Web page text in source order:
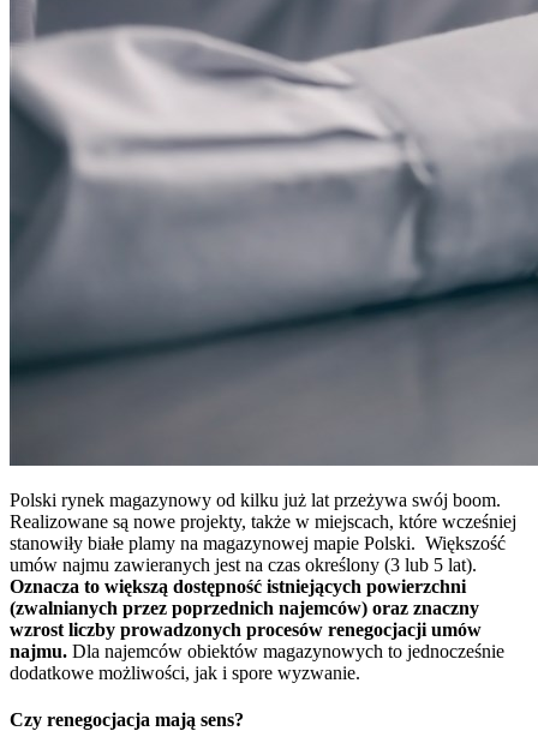
Polski rynek magazynowy od kilku już lat przeżywa swój boom.
Realizowane są nowe projekty, także w miejscach, które wcześniej
stanowiły białe plamy na magazynowej mapie Polski. Większość
umów najmu zawieranych jest na czas określony (3 lub 5 lat).
Oznacza to większą dostępność istniejących powierzchni
(zwalnianych przez poprzednich najemców) oraz znaczny
wzrost liczby prowadzonych procesów renegocjacji umów
najmu. Dla najemców obiektów magazynowych to jednocześnie
dodatkowe możliwości, jak i spore wyzwanie.
Czy renegocjacja mają sens?